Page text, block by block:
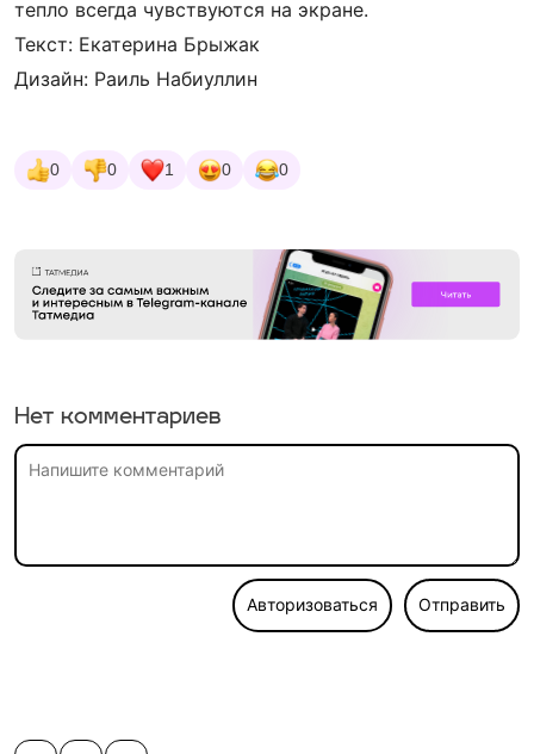
тепло всегда чувствуются на экране.
Текст: Екатерина Брыжак
Дизайн: Раиль Набиуллин
0 0 1 0 0
Нет комментариев
Авторизоваться Отправить